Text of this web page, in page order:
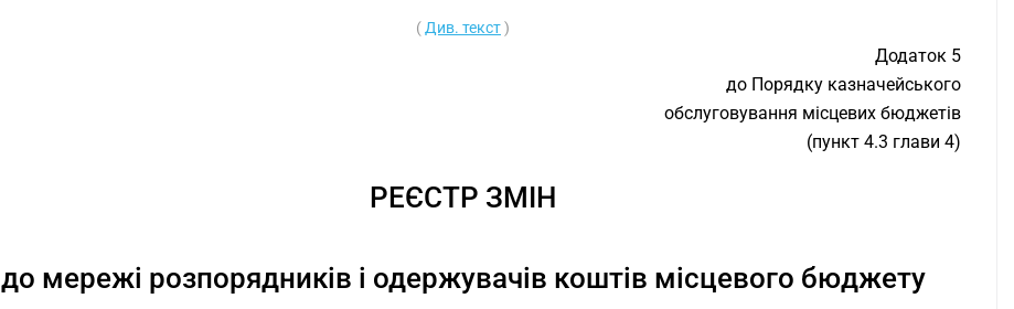
( Див. текст)
Додаток 5
до Порядку казначейського
обслуговування місцевих бюджетів
(пункт 4.3 глави 4)
РЕЄСТР ЗМІН
до мережі розпорядників і одержувачів коштів місцевого бюджету